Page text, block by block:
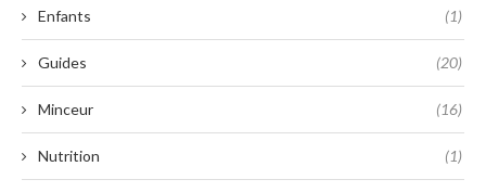
Enfants (1)
Guides (20)
Minceur (16)
Nutrition (1)